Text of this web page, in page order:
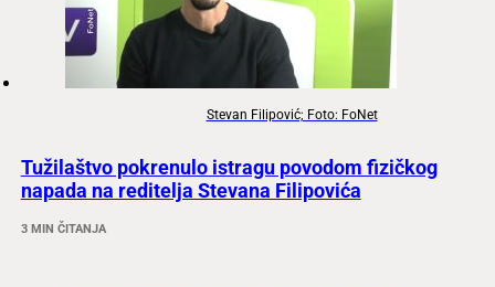
Stevan Filipović; Foto: FoNet
Tužilaštvo pokrenulo istragu povodom fizičkog
napada na reditelja Stevana Filipovića
3 MIN ČITANJA